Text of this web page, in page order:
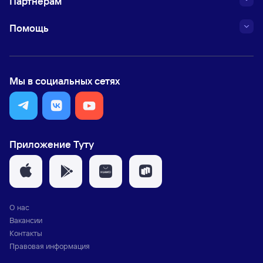
Помощь
Мы в социальных сетях
Приложение Туту
О нас
Вакансии
Контакты
Правовая информация